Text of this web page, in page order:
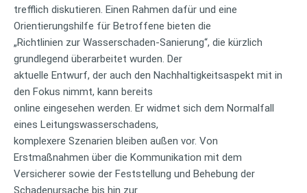
trefflich diskutieren. Einen Rahmen dafür und eine
Orientierungshilfe für Betroffene bieten die
„Richtlinien zur Wasserschaden-Sanierung“, die kürzlich
grundlegend überarbeitet wurden. Der
aktuelle Entwurf, der auch den Nachhaltigkeitsaspekt mit in
den Fokus nimmt, kann bereits
online eingesehen werden. Er widmet sich dem Normalfall
eines Leitungswasserschadens,
komplexere Szenarien bleiben außen vor. Von
Erstmaßnahmen über die Kommunikation mit dem
Versicherer sowie der Feststellung und Behebung der
Schadenursache bis hin zur